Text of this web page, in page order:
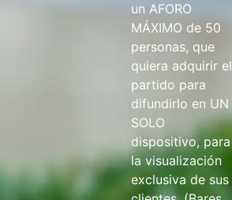
un AFORO
MÁXIMO de 50
personas, que
quiera adquirir el
partido para
difundirlo en UN
SOLO
dispositivo, para
la visualización
exclusiva de sus